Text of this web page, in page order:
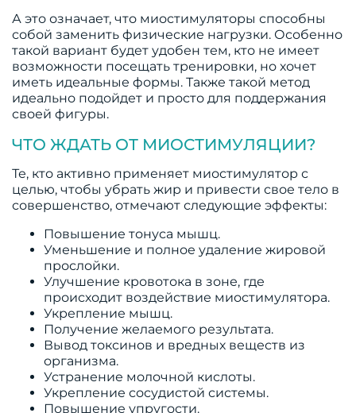
А это означает, что миостимуляторы способны
собой заменить физические нагрузки. Особенно
такой вариант будет удобен тем, кто не имеет
возможности посещать тренировки, но хочет
иметь идеальные формы. Также такой метод
идеально подойдет и просто для поддержания
своей фигуры.
ЧТО ЖДАТЬ ОТ МИОСТИМУЛЯЦИИ?
Те, кто активно применяет миостимулятор с
целью, чтобы убрать жир и привести свое тело в
совершенство, отмечают следующие эффекты:
Повышение тонуса мышц.
Уменьшение и полное удаление жировой
прослойки.
Улучшение кровотока в зоне, где
происходит воздействие миостимулятора.
Укрепление мышц.
Получение желаемого результата.
Вывод токсинов и вредных веществ из
организма.
Устранение молочной кислоты.
Укрепление сосудистой системы.
Повышение упругости.